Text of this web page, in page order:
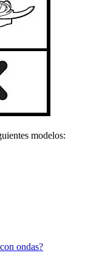
modelos:
ondas?